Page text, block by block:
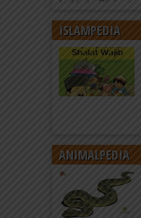
ISLAMPEDIA
ANIMALPEDIA